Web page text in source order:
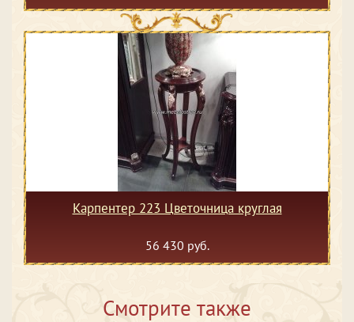
Карпентер 223 Цветочница круглая
56 430 руб.
Смотрите также